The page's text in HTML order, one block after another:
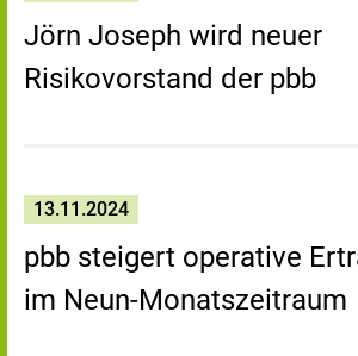
Jörn Joseph wird neuer
Risikovorstand der pbb
13.11.2024
pbb steigert operative
im Neun-Monatszeitraum